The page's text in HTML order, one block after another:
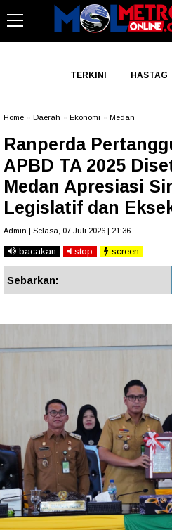
TERKINI HASTAG
Home Daerah Ekonomi Medan
Ranperda
APBD TA 2025
Medan Apresiasi
Legislatif dan
Admin | Selasa, 07 Juli 2026 | 21:36
bacakan stop screen
Sebarkan: